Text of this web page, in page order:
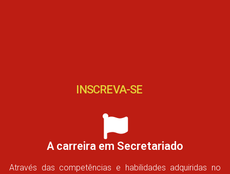
INSCREVA-SE
A carreira em Secretariado
Através das competências e habilidades adquiridas no